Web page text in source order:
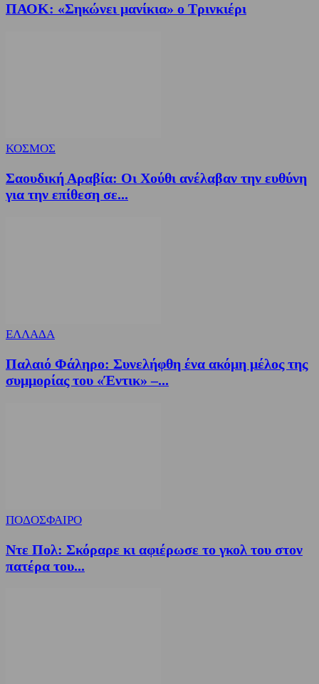
ΠΑΟΚ: «Σηκώνει μανίκια» ο Τρινκιέρι
ΚΟΣΜΟΣ
Σαουδική Αραβία: Οι Χούθι ανέλαβαν την ευθύνη
για την επίθεση σε...
ΕΛΛΑΔΑ
Παλαιό Φάληρο: Συνελήφθη ένα ακόμη μέλος της
συμμορίας του «Έντικ» –...
ΠΟΔΟΣΦΑΙΡΟ
Ντε Πολ: Σκόραρε κι αφιέρωσε το γκολ του στον
πατέρα του...